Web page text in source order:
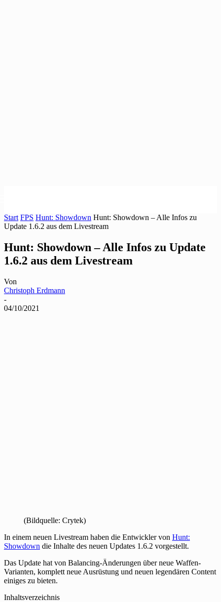
Start FPS Hunt: Showdown Hunt: Showdown – Alle Infos zu
Update 1.6.2 aus dem Livestream
Hunt: Showdown – Alle Infos zu Update
1.6.2 aus dem Livestream
Von
Christoph Erdmann
-
04/10/2021
(Bildquelle: Crytek)
In einem neuen Livestream haben die Entwickler von Hunt:
Showdown die Inhalte des neuen Updates 1.6.2 vorgestellt.
Das Update hat von Balancing-Änderungen über neue Waffen-
Varianten, komplett neue Ausrüstung und neuen legendären Content
einiges zu bieten.
Inhaltsverzeichnis